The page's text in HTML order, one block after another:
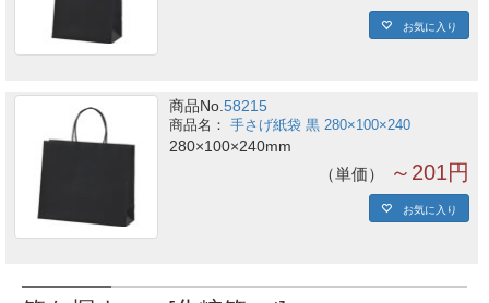
お気に入り
商品No.58215
手さげ紙袋 黒 280×100×240
280×100×240mm
単価 ～201円
お気に入り